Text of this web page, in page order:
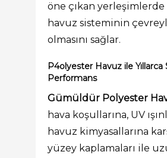
öne çıkan
havuz sisteminin
olmasını sağlar.
P4olyester Havuz ile Yıllarca
Performans
Gümüldür Polyester
hava koşullarına, UV
havuz kimyasallarına
yüzey kaplamaları ile